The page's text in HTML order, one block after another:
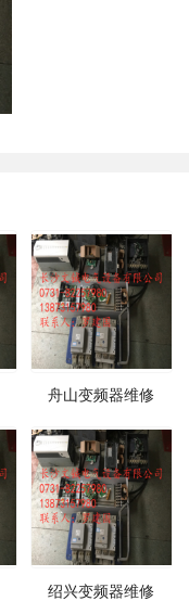
舟山变频器维修
绍兴变频器维修